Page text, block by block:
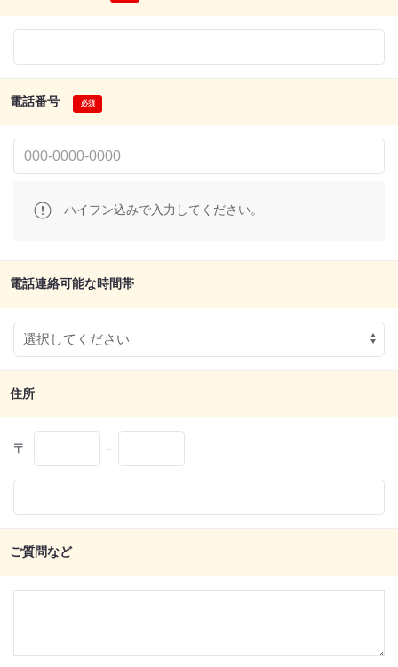
電話番号
ハイフン込みで入力してください。
電話連絡可能な時間帯
住所
〒 -
ご質問など